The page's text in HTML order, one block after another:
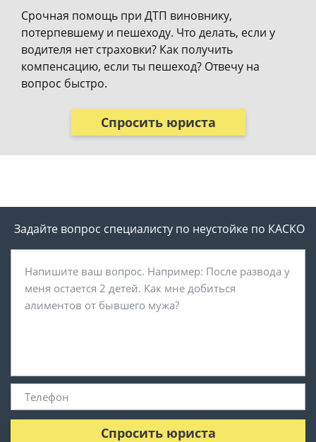
Срочная помощь при ДТП виновнику,
потерпевшему и пешеходу. Что делать, если у
водителя нет страховки? Как получить
компенсацию, если ты пешеход? Отвечу на
вопрос быстро.
Спросить юриста
Задайте вопрос специалисту по неустойке по КАСКО
Спросить юриста